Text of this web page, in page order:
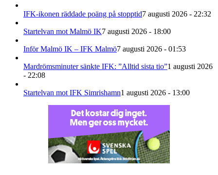
IFK-ikonen räddade poäng på stopptid7 augusti 2026 - 22:32
Startelvan mot Malmö IK7 augusti 2026 - 18:00
Inför Malmö IK – IFK Malmö7 augusti 2026 - 01:53
Mardrömsminuter sänkte IFK: ”Alltid sista tio”1 augusti 2026
- 22:08
Startelvan mot IFK Simrishamn1 augusti 2026 - 13:00